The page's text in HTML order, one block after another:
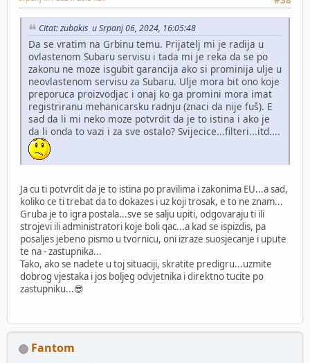
Citat: zubakis u Srpanj 06, 2024, 16:05:48
Da se vratim na Grbinu temu. Prijatelj mi je radija u
ovlastenom Subaru servisu i tada mi je reka da se po
zakonu ne moze isgubit garancija ako si prominija ulje u
neovlastenom servisu za Subaru. Ulje mora bit ono koje
preporuca proizvodjac i onaj ko ga promini mora imat
registriranu mehanicarsku radnju (znaci da nije fuš). E
sad da li mi neko moze potvrdit da je to istina i ako je
da li onda to vazi i za sve ostalo? Svijecice...filteri...itd....
Ja cu ti potvrdit da je to istina po pravilima i zakonima EU...a sad,
koliko ce ti trebat da to dokazes i uz koji trosak, e to ne znam...
Gruba je to igra postala...sve se salju upiti, odgovaraju ti ili
strojevi ili administratori koje boli qac...a kad se ispizdis, pa
posaljes jebeno pismo u tvornicu, oni izraze suosjecanje i upute
te na - zastupnika...
Tako, ako se nadete u toj situaciji, skratite predigru...uzmite
dobrog vjestaka i jos boljeg odvjetnika i direktno tucite po
zastupniku...😎
Fantom